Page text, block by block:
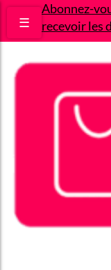
Abonnez-
recevoir les
☰